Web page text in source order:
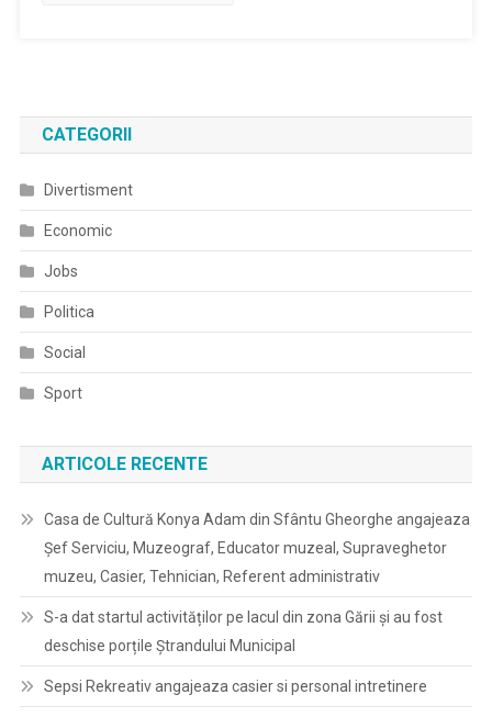
CATEGORII
Divertisment
Economic
Jobs
Politica
Social
Sport
ARTICOLE RECENTE
Casa de Cultură Konya Adam din Sfântu Gheorghe angajeaza
Șef Serviciu, Muzeograf, Educator muzeal, Supraveghetor
muzeu, Casier, Tehnician, Referent administrativ
S-a dat startul activităților pe lacul din zona Gării și au fost
deschise porțile Ștrandului Municipal
Sepsi Rekreativ angajeaza casier si personal intretinere